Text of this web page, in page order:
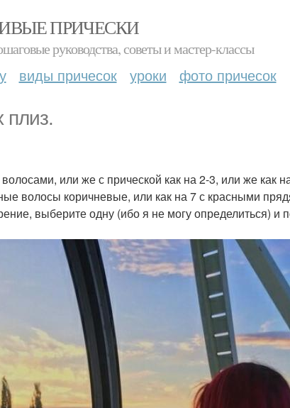
ПРИЧЕСКИ
руководства, советы и мастер-классы
виды причесок уроки фото причесок
или же с прической как на 2-3, или же как
волосы коричневые, или как на 7 с красными
выберите одну (ибо я не могу определиться) и